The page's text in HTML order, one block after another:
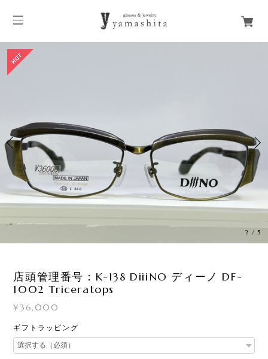
3 /5
店頭管理番号：K-138 DiiiNO ディーノ DF-
1002 Triceratops
¥36,000
ギフトラッピング